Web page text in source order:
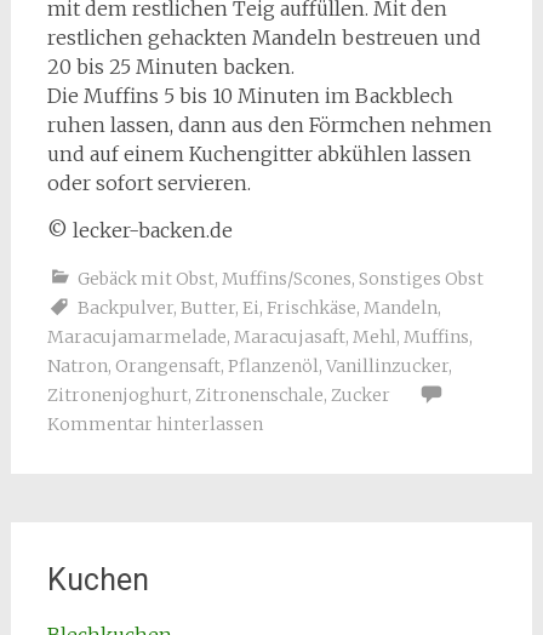
mit dem restlichen Teig auffüllen. Mit den
restlichen gehackten Mandeln bestreuen und
20 bis 25 Minuten backen.
Die Muffins 5 bis 10 Minuten im Backblech
ruhen lassen, dann aus den Förmchen nehmen
und auf einem Kuchengitter abkühlen lassen
oder sofort servieren.
© lecker-backen.de
Gebäck mit Obst, Muffins/Scones, Sonstiges Obst
Backpulver, Butter, Ei, Frischkäse, Mandeln,
Maracujamarmelade, Maracujasaft, Mehl, Muffins,
Natron, Orangensaft, Pflanzenöl, Vanillinzucker,
Zitronenjoghurt, Zitronenschale, Zucker
Kommentar hinterlassen
Kuchen